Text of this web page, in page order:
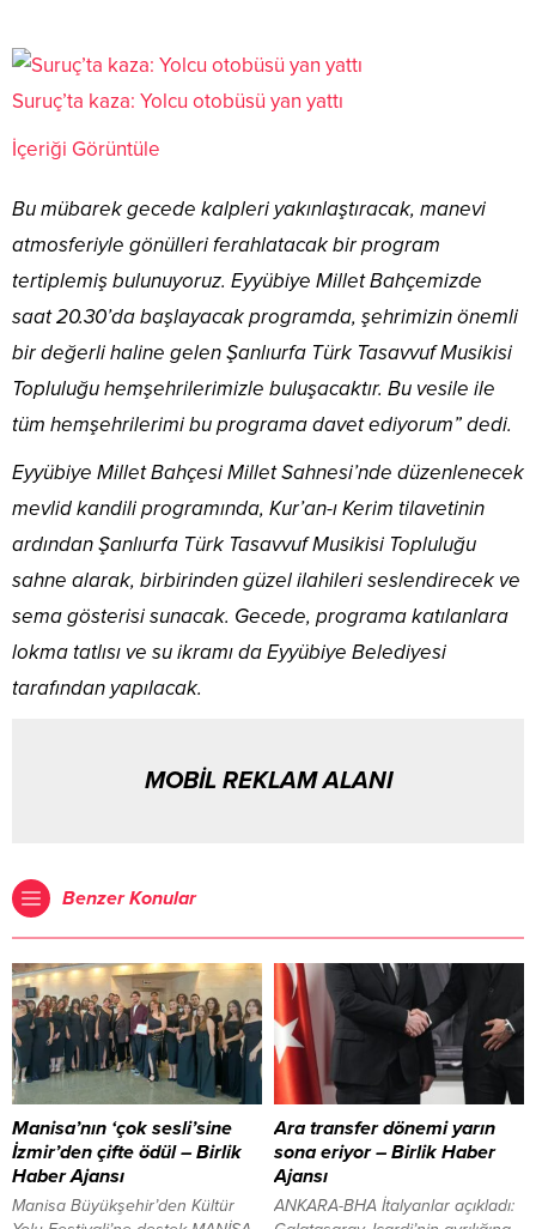
Suruç’ta kaza: Yolcu otobüsü yan yattı
İçeriği Görüntüle
Bu mübarek gecede kalpleri yakınlaştıracak, manevi
atmosferiyle gönülleri ferahlatacak bir program
tertiplemiş bulunuyoruz. Eyyübiye Millet Bahçemizde
saat 20.30’da başlayacak programda, şehrimizin önemli
bir değerli haline gelen Şanlıurfa Türk Tasavvuf Musikisi
Topluluğu hemşehrilerimizle buluşacaktır. Bu vesile ile
tüm hemşehrilerimi bu programa davet ediyorum” dedi.
Eyyübiye Millet Bahçesi Millet Sahnesi’nde düzenlenecek
mevlid kandili programında, Kur’an-ı Kerim tilavetinin
ardından Şanlıurfa Türk Tasavvuf Musikisi Topluluğu
sahne alarak, birbirinden güzel ilahileri seslendirecek ve
sema gösterisi sunacak. Gecede, programa katılanlara
lokma tatlısı ve su ikramı da Eyyübiye Belediyesi
tarafından yapılacak.
MOBİL REKLAM ALANI
Benzer Konular
Manisa’nın ‘çok sesli’sine
İzmir’den çifte ödül – Birlik
Haber Ajansı
Manisa Büyükşehir’den Kültür
Ara transfer dönemi yarın
sona eriyor – Birlik Haber
Ajansı
ANKARA-BHA İtalyanlar açıkladı: